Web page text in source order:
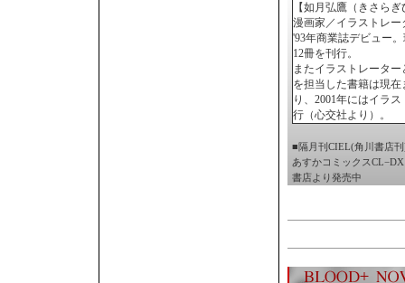
【如月弘鷹（きさら
漫画家／イラストレー
'93年商業誌デビュー
12冊を刊行。
またイラストレータ
を担当した書籍は現
り、2001年にはイラ
行（心交社より）。
■隔月刊CIEL(角川書店
あすかコミックス
書店より発売中